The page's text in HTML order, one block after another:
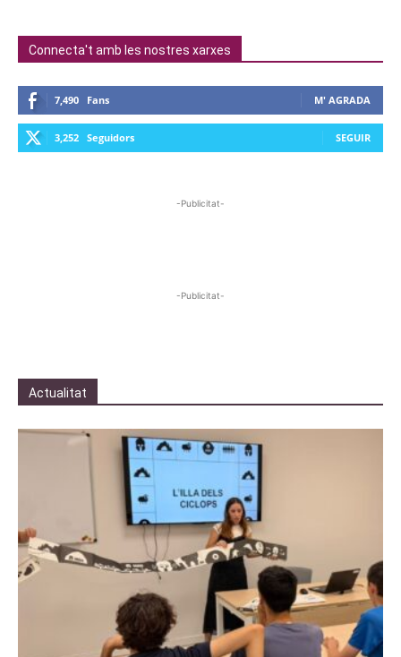
Connecta't amb les nostres xarxes
7,490 Fans M' AGRADA
3,252 Seguidors SEGUIR
-Publicitat-
-Publicitat-
Actualitat